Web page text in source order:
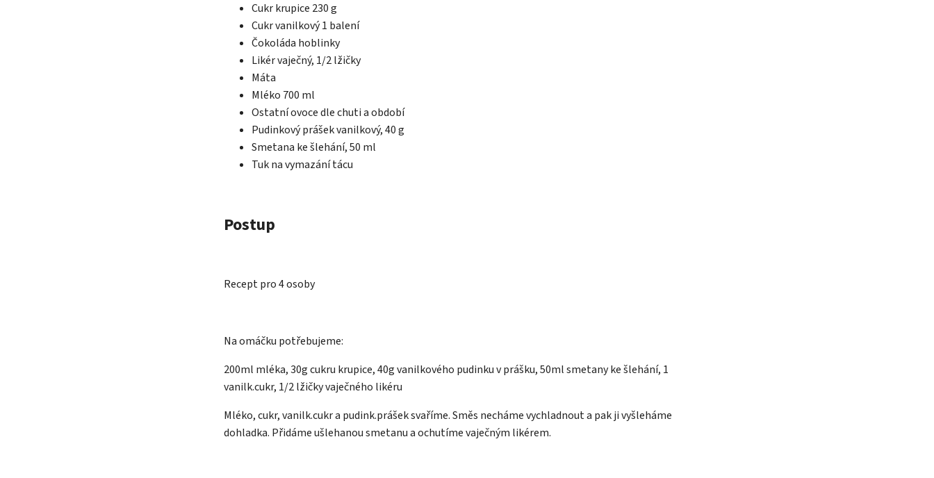
Cukr krupice 230 g
Cukr vanilkový1 balení
Čokoláda hoblinky
Likérvaječný, 1/2 lžičky
Máta
Mléko 700 ml
Ostatníovoce dle chuti a období
Pudinkový prášekvanilkový, 40 g
Smetana ke šlehání, 50 ml
Tukna vymazání tácu
Postup
Recept pro 4 osoby
Na omáčku potřebujeme:
200ml mléka, 30g cukru krupice, 40g vanilkového pudinku v prášku, 50ml smetany ke šlehání, 1
vanilk.cukr, 1/2 lžičky vaječného likéru
Mléko, cukr, vanilk.cukr a pudink.prášek svaříme. Směs necháme vychladnout a pak ji vyšleháme
dohladka. Přidáme ušlehanou smetanu a ochutíme vaječným likérem.